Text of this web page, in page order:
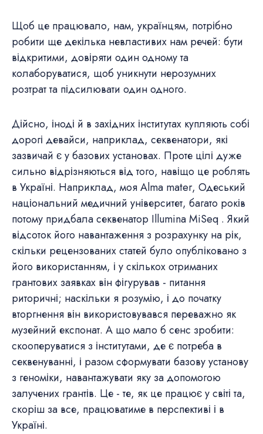
Щоб це працювало, нам, українцям, потрібно
робити ще декілька невластивих нам речей: бути
відкритими, довіряти один одному та
колаборуватися, щоб уникнути нерозумних
розтрат та підсилювати один одного.
Дійсно, іноді й в західних інститутах купляють собі
дорогі девайси, наприклад, секвенатори, які
зазвичай є у базових установах. Проте цілі дуже
сильно відрізняються від того, навіщо це роблять
в Україні. Наприклад, моя Alma mater, Одеський
національний медичний університет, багато років
потому придбала секвенатор Illumina MiSeq . Який
відсоток його навантаження з розрахунку на рік,
скільки рецензованих статей було опубліковано з
його використанням, і у скількох отриманих
грантових заявках він фігурував - питання
риторичні; наскільки я розумію, і до початку
вторгнення він використовувався переважно як
музейний експонат. А що мало б сенс зробити:
скооперуватися з інститутами, де є потреба в
секвенуванні, і разом сформувати базову установу
з геноміки, навантажувати яку за допомогою
залучених грантів. Це - те, як це працює у світі та,
скоріш за все, працюватиме в перспективі і в
Україні.